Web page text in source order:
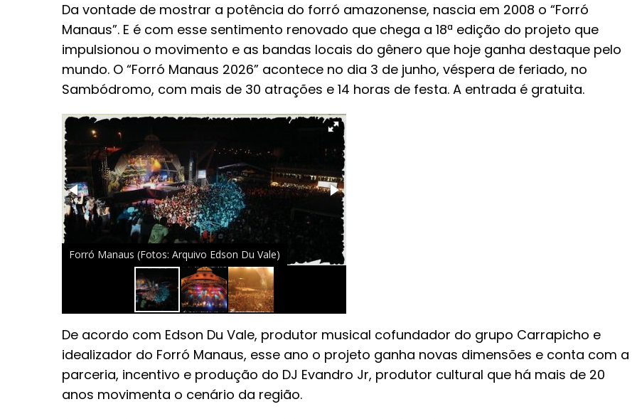
Da vontade de mostrar a potência do forró amazonense, nascia em 2008 o “Forró
Manaus”. E é com esse sentimento renovado que chega a 18ª edição do projeto que
impulsionou o movimento e as bandas locais do gênero que hoje ganha destaque pelo
mundo. O “Forró Manaus 2026” acontece no dia 3 de junho, véspera de feriado, no
Sambódromo, com mais de 30 atrações e 14 horas de festa. A entrada é gratuita.
Forró Manaus (Fotos: Arquivo Edson Du Vale)
De acordo com Edson Du Vale, produtor musical cofundador do grupo Carrapicho e
idealizador do Forró Manaus, esse ano o projeto ganha novas dimensões e conta com a
parceria, incentivo e produção do DJ Evandro Jr, produtor cultural que há mais de 20
anos movimenta o cenário da região.